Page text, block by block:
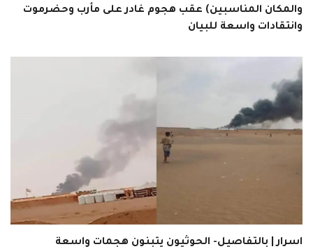
والمكان المناسبين) عقب هجوم غادر على مأرب وحضرموت
وانتقادات واسعة للبيان
اسرار | بالتفاصيل- الحوثيون يتبنون هجمات واسعة